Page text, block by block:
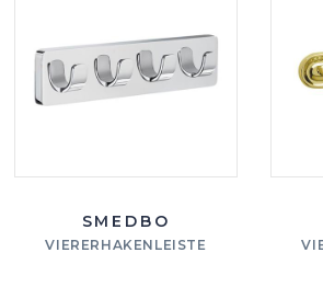
SMEDBO
VIERERHAKENLEISTE